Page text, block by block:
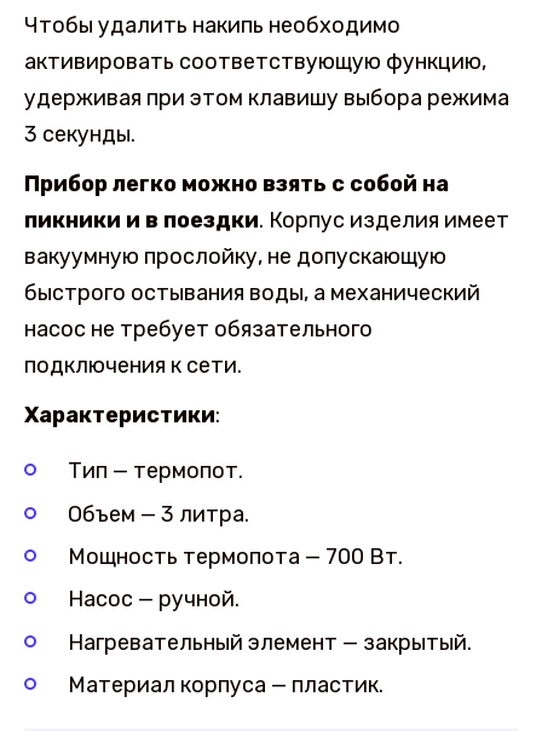
Чтобы удалить накипь необходимо
активировать соответствующую функцию,
удерживая при этом клавишу выбора режима
3 секунды.
Прибор легко можно взять с собой на
пикники и в поездки. Корпус изделия имеет
вакуумную прослойку, не допускающую
быстрого остывания воды, а механический
насос не требует обязательного
подключения к сети.
Характеристики:
Тип — термопот.
Объем — 3 литра.
Мощность термопота — 700 Вт.
Насос — ручной.
Нагревательный элемент — закрытый.
Материал корпуса — пластик.